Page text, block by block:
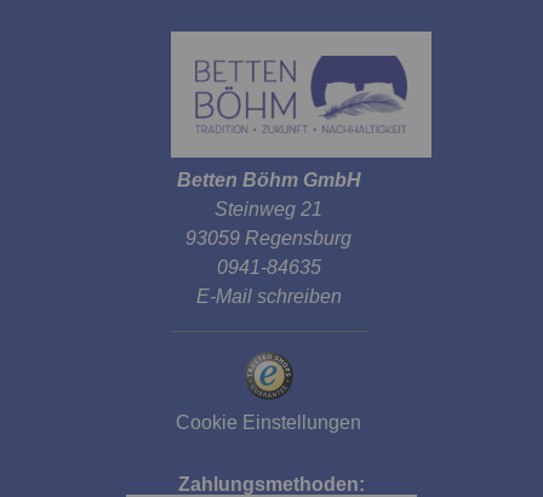
Betten Böhm GmbH
Steinweg 21
93059 Regensburg
0941-84635
E-Mail schreiben
Cookie Einstellungen
Zahlungsmethoden: